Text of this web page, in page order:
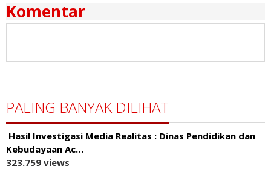
Komentar
PALING BANYAK DILIHAT
Hasil Investigasi Media Realitas : ‎Dinas Pendidikan dan
Kebudayaan Ac…
323.759 views